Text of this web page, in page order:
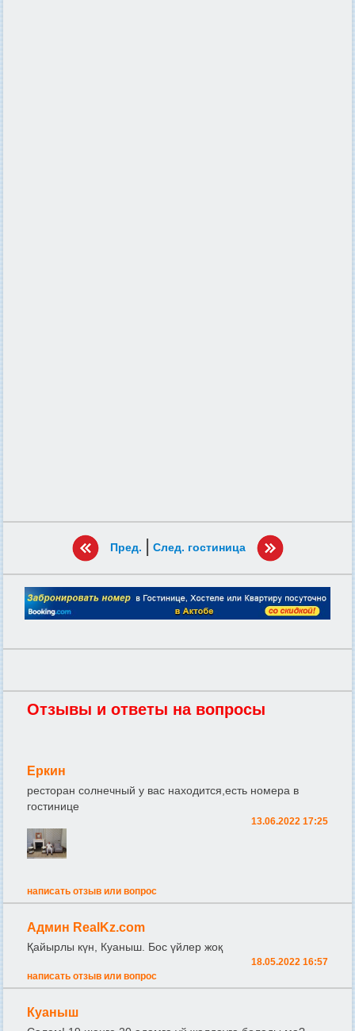
Пред. | След. гостиница
Отзывы и ответы на вопросы
Еркин
ресторан солнечный у вас находится,есть номера в
гостинице
13.06.2022 17:25
написать отзыв или вопрос
Админ RealKz.com
Қайырлы күн, Куаныш. Бос үйлер жоқ
18.05.2022 16:57
написать отзыв или вопрос
Куаныш